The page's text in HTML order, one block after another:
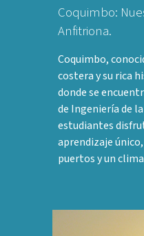
Coquimbo:
Anfitriona.
Coquimbo,
costera y su rica
donde se
de Ingeniería de
estudiantes
aprendizaje
puertos y un